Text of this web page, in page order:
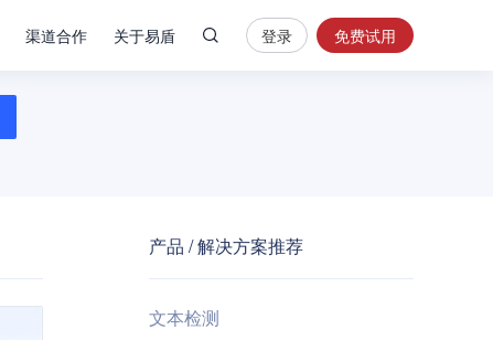
渠道合作 关于易盾
安
全
登录 免费试用
产品 / 解决方案推荐
文本检测